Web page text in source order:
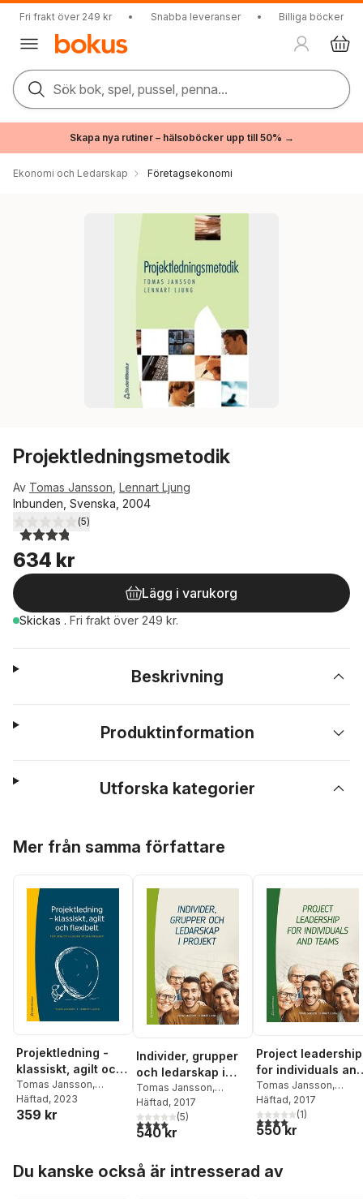
Fri frakt över 249 kr • Snabba leveranser • Billiga böcker
Sök bok, spel, pussel, penna...
Skapa nya rutiner – hälsoböcker upp till 50% →
Ekonomi och Ledarskap Företagsekonomi
Projektledningsmetodik
Av Tomas Jansson Lennart Ljung
Inbunden, Svenska, 2004
3,8utav 5 stjärnor. Totalt antal röster:
(5)
634 kr
Lägg i varukorg
Skickas . Fri frakt över 249 kr.
Beskrivning
Produktinformation
Utforska kategorier
Mer från samma författare
Projektledning -
klassiskt, agilt och
flexibelt : för små
och lagom stora
projekt
Tomas Jansson,
Lennart Ljung
Häftad, 2023
359 kr
Individer, grupper
och ledarskap i
projekt
Tomas Jansson,
Lennart Ljung
Häftad, 2017
4,0utav 5 stjärnor. Totalt antal röster:
(5)
540 kr
Project leadership
for individuals and
teams
Tomas Jansson,
Lennart Ljung
Häftad, 2017
4,0utav 5 stjärnor.
(1)
550 kr
Du kanske också är intresserad av